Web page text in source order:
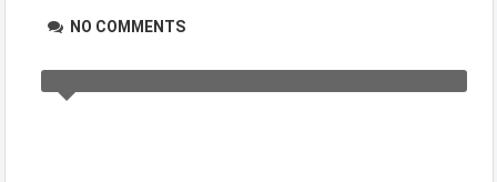
NO COMMENTS